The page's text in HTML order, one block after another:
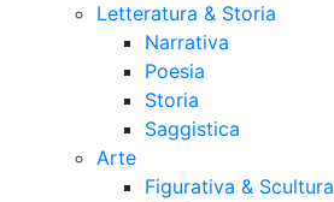
Letteratura & Storia
Narrativa
Poesia
Storia
Saggistica
Arte
Figurativa & Scultura